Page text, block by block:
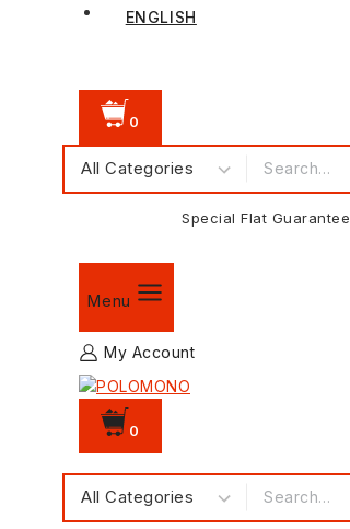
ENGLISH
0
Special Flat Guarantee
Menu
My Account
0